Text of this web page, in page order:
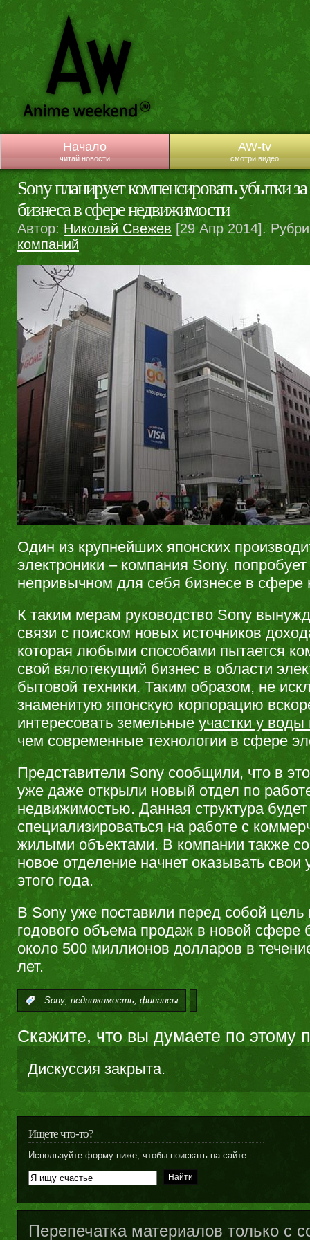
Начало
читай новости
AW-tv
смотри видео
Sony планирует компенсировать убытки за
бизнеса в сфере недвижимости
Автор: Николай Свежев [29 Апр 2014].
компаний
Один из крупнейших японских
электроники – компания Sony,
непривычном для себя бизнесе в сфере
К таким мерам руководство Sony
связи с поиском новых источников
которая любыми способами пытается
свой вялотекущий бизнес в области
бытовой техники. Таким образом, не
знаменитую японскую корпорацию
интересовать земельные участки у
чем современные технологии в сфере
Представители Sony сообщили, что в
уже даже открыли новый отдел по
недвижимостью. Данная структура будет
специализироваться на работе с
жилыми объектами. В компании также
новое отделение начнет оказывать свои
этого года.
В Sony уже поставили перед собой
годового объема продаж в новой сфере
около 500 миллионов долларов в
лет.
: Sony, недвижимость, финансы
Скажите, что вы думаете по этому
Дискуссия закрыта.
Ищете что-то?
Используйте форму ниже, чтобы поискать на сайте:
Перепечатка материалов только с